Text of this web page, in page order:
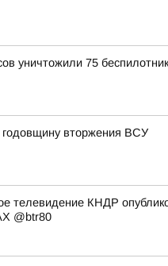
уничтожили 75
годовщину вторжения ВСУ
телевидение КНДР
@btr80